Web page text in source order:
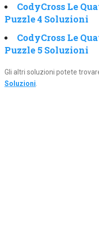
CodyCross Le
Puzzle 4 Soluzioni
CodyCross Le
Puzzle 5 Soluzioni
Gli altri soluzioni potete
Soluzioni.